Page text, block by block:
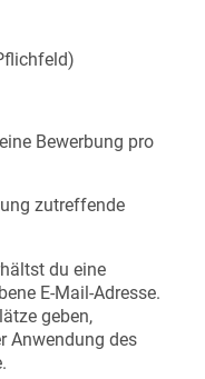
Bewerbung pro
zutreffende
du eine
E-Mail-Adresse.
geben,
Anwendung des